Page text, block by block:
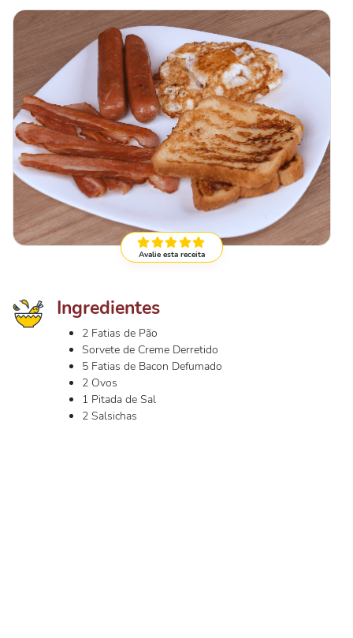
Avalie esta receita
Ingredientes
2 Fatias de Pão
Sorvete de Creme Derretido
5 Fatias de Bacon Defumado
2 Ovos
1 Pitada de Sal
2 Salsichas